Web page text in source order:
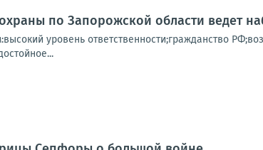
по Запорожской области ведет
уровень ответственности;гражданство